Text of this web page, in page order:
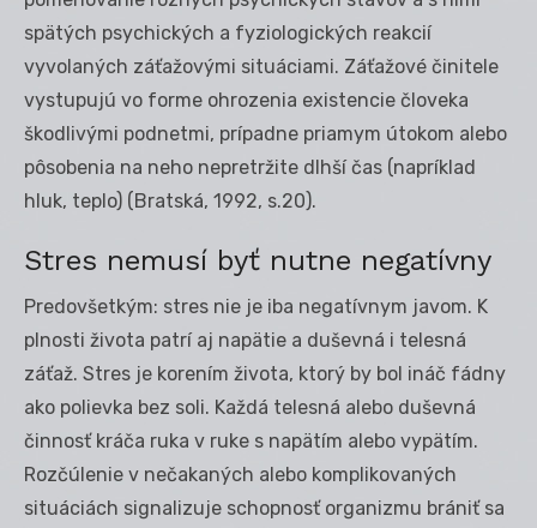
spätých psychických a fyziologických reakcií
vyvolaných záťažovými situáciami. Záťažové činitele
vystupujú vo forme ohrozenia existencie človeka
škodlivými podnetmi, prípadne priamym útokom alebo
pôsobenia na neho nepretržite dlhší čas (napríklad
hluk, teplo) (Bratská, 1992, s.20).
Stres nemusí byť nutne negatívny
Predovšetkým: stres nie je iba negatívnym javom. K
plnosti života patrí aj napätie a duševná i telesná
záťaž. Stres je korením života, ktorý by bol ináč fádny
ako polievka bez soli. Každá telesná alebo duševná
činnosť kráča ruka v ruke s napätím alebo vypätím.
Rozčúlenie v nečakaných alebo komplikovaných
situáciách signalizuje schopnosť organizmu brániť sa